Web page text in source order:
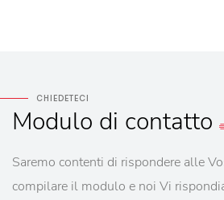
CHIEDETECI
Modulo di contatto
Saremo contenti di rispondere alle
compilare il modulo e noi Vi